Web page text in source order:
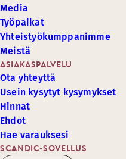
SCANDIC-SOVELLUS
ASIAKASPALVELU
Ota yhteyttä
Usein kysytyt kysymykset
Hinnat
Ehdot
Hae varauksesi
Media
Työpaikat
Yhteistyökumppanimme
Meistä